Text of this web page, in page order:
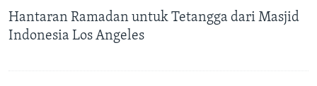
Hantaran Ramadan untuk Tetangga dari Masjid
Indonesia Los Angeles